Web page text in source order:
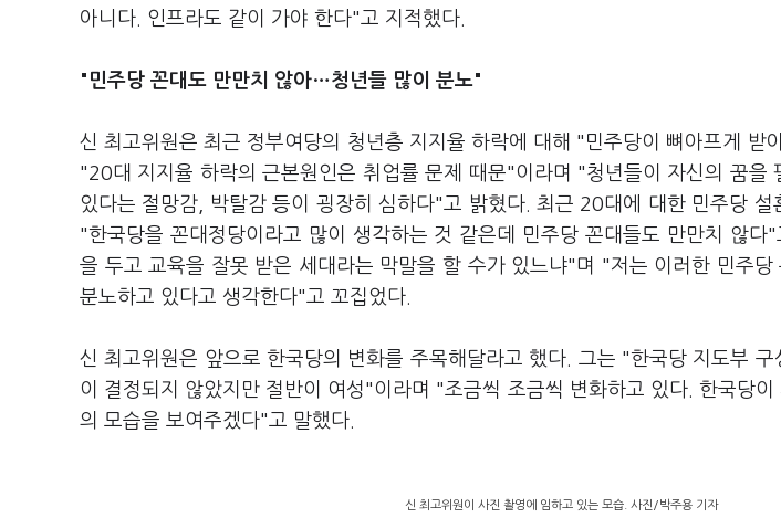
아니다. 인프라도 같이 가야 한다"고 지적했다.
"민주당 꼰대도 만만치 않아…청년들 많이 분노"
신 최고위원은 최근 정부여당의 청년층 지지율 하락에 대해 "민주당이 뼈아프게 받
"20대 지지율 하락의 근본원인은 취업률 문제 때문"이라며 "청년들이 자신의 꿈을
있다는 절망감, 박탈감 등이 굉장히 심하다"고 밝혔다. 최근 20대에 대한 민주당 설
"한국당을 꼰대정당이라고 많이 생각하는 것 같은데 민주당 꼰대들도 만만치 않다
을 두고 교육을 잘못 받은 세대라는 막말을 할 수가 있느냐"며 "저는 이러한 민주당
분노하고 있다고 생각한다"고 꼬집었다.
신 최고위원은 앞으로 한국당의 변화를 주목해달라고 했다. 그는 "한국당 지도부
이 결정되지 않았지만 절반이 여성"이라며 "조금씩 조금씩 변화하고 있다. 한국당이
의 모습을 보여주겠다"고 말했다.
신 최고위원이 사진 촬영에 임하고 있는 모습. 사진/박주용 기자